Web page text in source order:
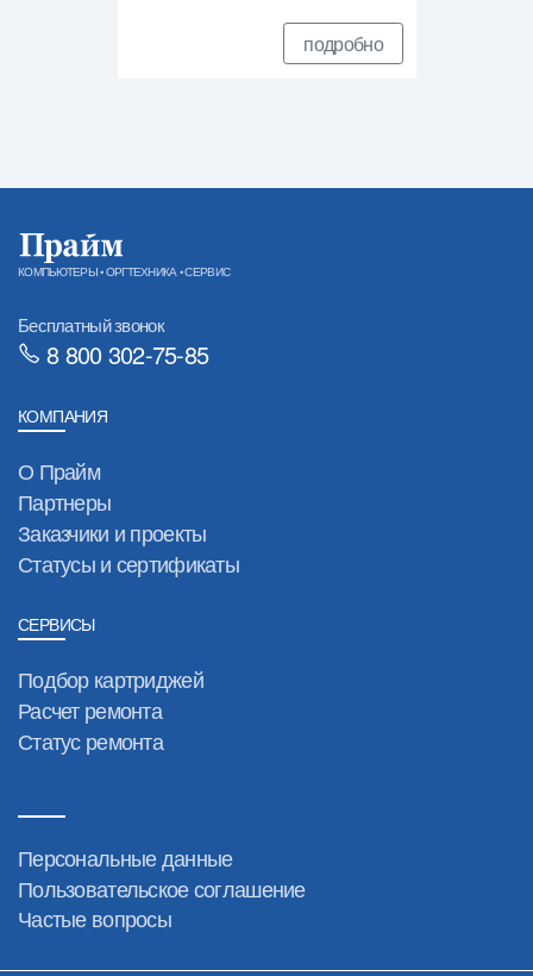
подробно
КОМПЬЮТЕРЫ • ОРГТЕХНИКА • СЕРВИС
Бесплатный звонок
8 800 302-75-85
КОМПАНИЯ
О Прайм
Партнеры
Заказчики и проекты
Статусы и сертификаты
СЕРВИСЫ
Подбор картриджей
Расчет ремонта
Статус ремонта
Персональные данные
Пользовательское соглашение
Частые вопросы